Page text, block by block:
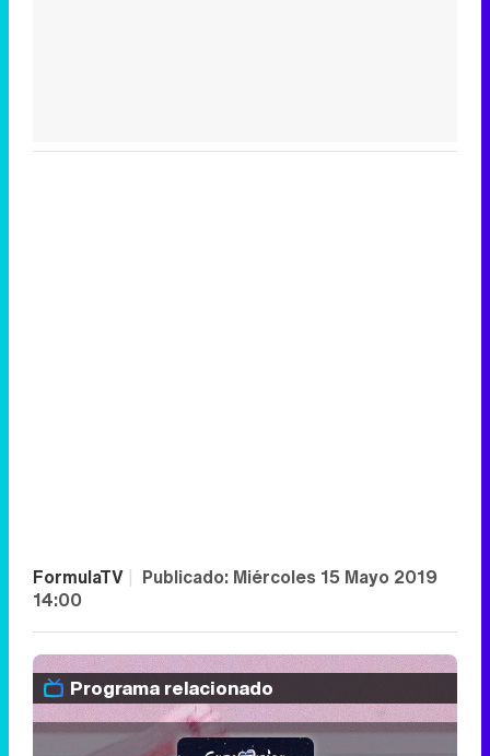
FormulaTV | Publicado: Miércoles 15 Mayo 2019
14:00
Programa relacionado